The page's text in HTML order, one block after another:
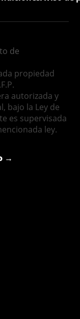
de
propiedad
autorizada y
bajo la Ley de
es supervisada
ley.
→